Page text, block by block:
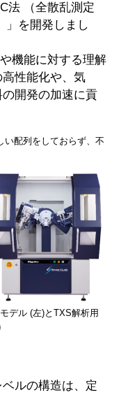
法 （全散乱測定
」を開発しまし
機能に対する理解
性能化や、気
開発の加速に貢
配列をしておらず、不
デル (左)とTXS解析用
ルの構造は、定